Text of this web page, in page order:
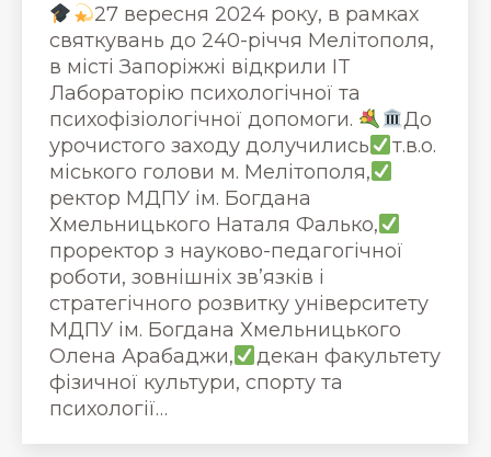
27 вересня 2024 року, в рамках
святкувань до 240-річчя Мелітополя,
в місті Запоріжжі відкрили IT
Лабораторію психологічної та
психофізіологічної допомоги.
До
урочистого заходу долучились
т.в.о.
міського голови м. Мелітополя,
ректор МДПУ ім. Богдана
Хмельницького Наталя Фалько,
проректор з науково-педагогічної
роботи, зовнішніх зв’язків і
стратегічного розвитку університету
МДПУ ім. Богдана Хмельницького
Олена Арабаджи,
декан факультету
фізичної культури, спорту та
психології…